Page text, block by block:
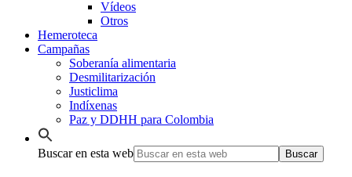
Vídeos
Otros
Hemeroteca
Campañas
Soberanía alimentaria
Desmilitarización
Justiclima
Indíxenas
Paz y DDHH para Colombia
Buscar en esta web